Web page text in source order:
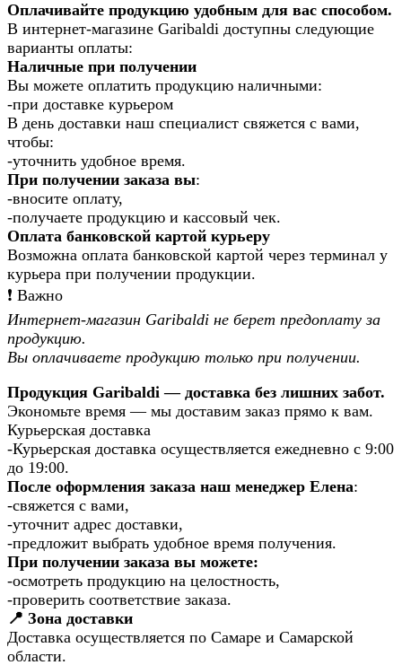
Оплачивайте продукцию удобным для вас способом.
В интернет-магазине Garibaldi доступны следующие
варианты оплаты:
Наличные при получении
Вы можете оплатить продукцию наличными:
-при доставке курьером
В день доставки наш специалист свяжется с вами,
чтобы:
-уточнить удобное время.
При получении заказа вы:
-вносите оплату,
-получаете продукцию и кассовый чек.
Оплата банковской картой курьеру
Возможна оплата банковской картой через терминал у
курьера при получении продукции.
❗️ Важно
Интернет-магазин Garibaldi не берет предоплату за
продукцию.
Вы оплачиваете продукцию только при получении.
Продукция Garibaldi — доставка без лишних забот.
Экономьте время — мы доставим заказ прямо к вам.
Курьерская доставка
-Курьерская доставка осуществляется ежедневно с 9:00
до 19:00.
После оформления заказа наш менеджер Елена:
-свяжется с вами,
-уточнит адрес доставки,
-предложит выбрать удобное время получения.
При получении заказа вы можете:
-осмотреть продукцию на целостность,
-проверить соответствие заказа.
📍 Зона доставки
Доставка осуществляется по Самаре и Самарской
области.